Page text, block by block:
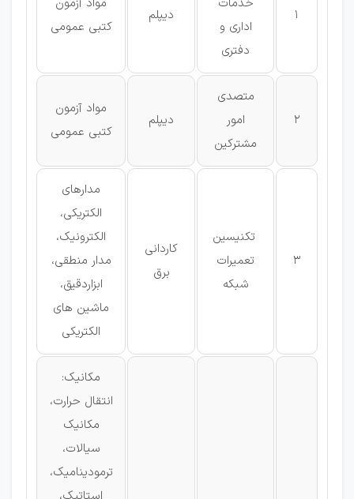
1
اداری و
دفتری
دیپلم
كتبی عمومی
2
متصدی
امور
مشتركین
دیپلم
مواد آزمون
كتبی عمومی
3
تکنیسین
تعمیرات
شبکه
كاردانی
برق
مدارهای
الکتریکی،
الکترونیک،
مدار منطقی،
ابزاردقیق،
ماشین های
الکتریکی
مکانیک:
انتقال حرارت،
مکانیک
سیالات،
ترمودینامیک،